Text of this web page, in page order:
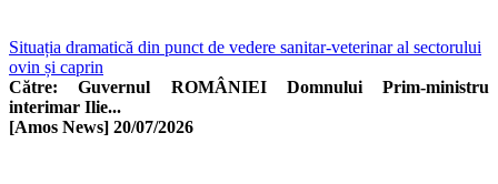
Situația dramatică din punct de vedere sanitar-veterinar al sectorului
ovin și caprin
Către: Guvernul ROMÂNIEI Domnului Prim-ministru
interimar Ilie...
[Amos News] 20/07/2026